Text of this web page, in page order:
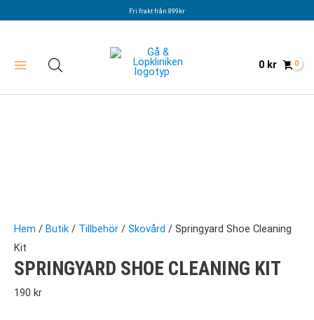
Fri frakt från 899kr
0 kr
Hem / Butik / Tillbehör / Skovård / Springyard Shoe Cleaning
Kit
SPRINGYARD SHOE CLEANING KIT
190 kr